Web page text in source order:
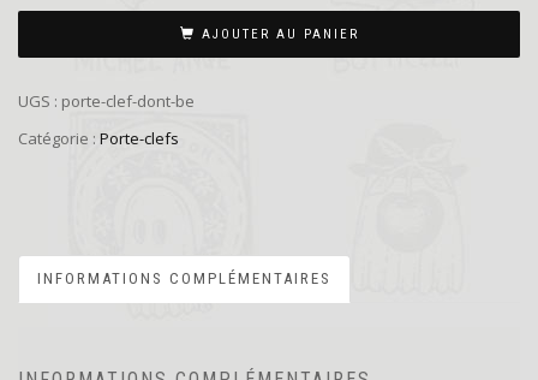
AJOUTER AU PANIER
UGS : porte-clef-dont-be
Catégorie : Porte-clefs
INFORMATIONS COMPLÉMENTAIRES